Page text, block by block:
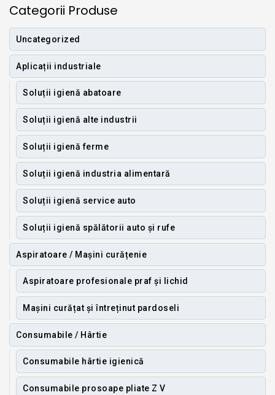
Categorii Produse
Uncategorized
Aplicații industriale
Soluții igienă abatoare
Soluții igienă alte industrii
Soluții igienă ferme
Soluții igienă industria alimentară
Soluții igienă service auto
Soluții igienă spălătorii auto și rufe
Aspiratoare / Mașini curățenie
Aspiratoare profesionale praf și lichid
Mașini curățat și întreținut pardoseli
Consumabile / Hârtie
Consumabile hârtie igienică
Consumabile prosoape pliate Z V